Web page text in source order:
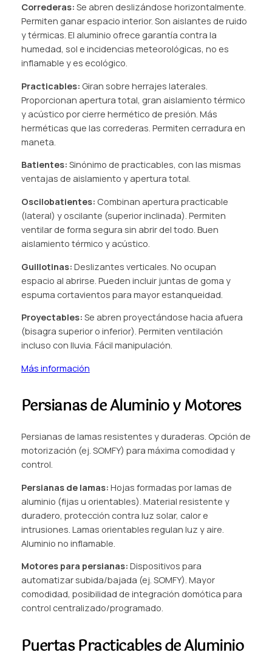
Correderas: Se abren deslizándose horizontalmente.
Permiten ganar espacio interior. Son aislantes de ruido
y térmicas. El aluminio ofrece garantía contra la
humedad, sol e incidencias meteorológicas, no es
inflamable y es ecológico.
Practicables: Giran sobre herrajes laterales.
Proporcionan apertura total, gran aislamiento térmico
y acústico por cierre hermético de presión. Más
herméticas que las correderas. Permiten cerradura en
maneta.
Batientes: Sinónimo de practicables, con las mismas
ventajas de aislamiento y apertura total.
Oscilobatientes: Combinan apertura practicable
(lateral) y oscilante (superior inclinada). Permiten
ventilar de forma segura sin abrir del todo. Buen
aislamiento térmico y acústico.
Guillotinas: Deslizantes verticales. No ocupan
espacio al abrirse. Pueden incluir juntas de goma y
espuma cortavientos para mayor estanqueidad.
Proyectables: Se abren proyectándose hacia afuera
(bisagra superior o inferior). Permiten ventilación
incluso con lluvia. Fácil manipulación.
Más información
Persianas de Aluminio y Motores
Persianas de lamas resistentes y duraderas. Opción de
motorización (ej. SOMFY) para máxima comodidad y
control.
Persianas de lamas: Hojas formadas por lamas de
aluminio (fijas u orientables). Material resistente y
duradero, protección contra luz solar, calor e
intrusiones. Lamas orientables regulan luz y aire.
Aluminio no inflamable.
Motores para persianas: Dispositivos para
automatizar subida/bajada (ej. SOMFY). Mayor
comodidad, posibilidad de integración domótica para
control centralizado/programado.
Puertas Practicables de Aluminio